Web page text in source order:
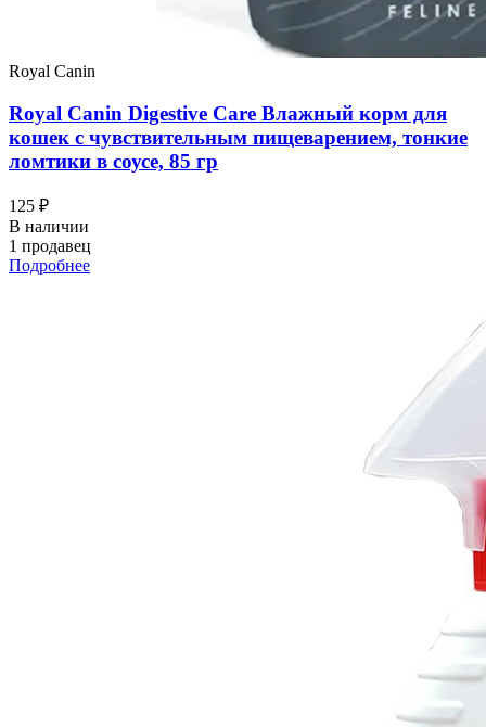
Royal Canin
Royal Canin Digestive Care Влажный корм для
кошек с чувствительным пищеварением, тонкие
ломтики в соусе, 85 гр
125 ₽
В наличии
1 продавец
Подробнее